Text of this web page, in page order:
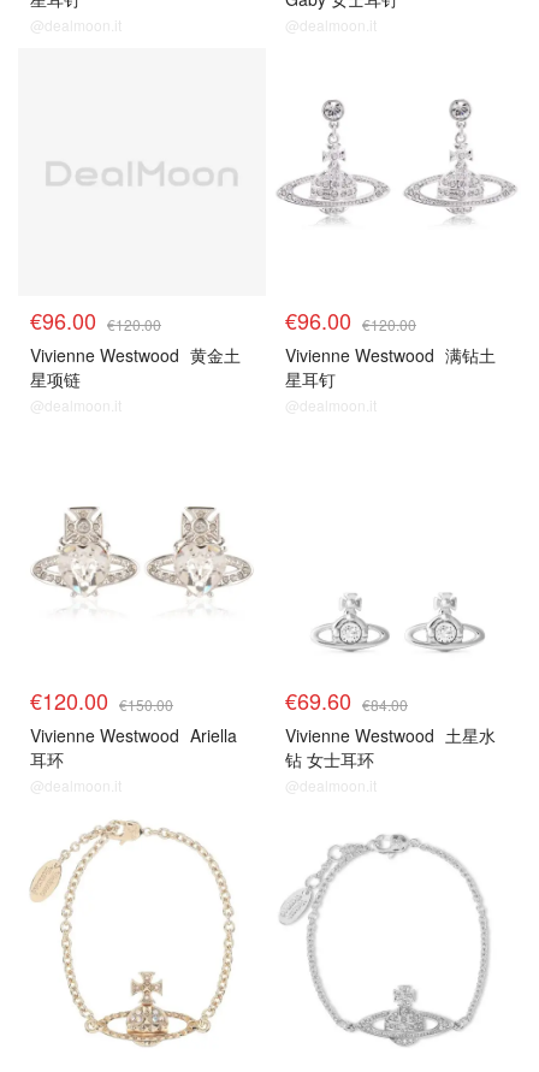
@dealmoon.it @dealmoon.it
€96.00 €120.00
Vivienne Westwood 黄金土
星项链
@dealmoon.it
€96.00 €120.00
Vivienne Westwood 满钻土
星耳钉
@dealmoon.it
€120.00 €150.00
Vivienne Westwood Ariella
耳环
@dealmoon.it
€69.60 €84.00
Vivienne Westwood 土星水
钻 女士耳环
@dealmoon.it